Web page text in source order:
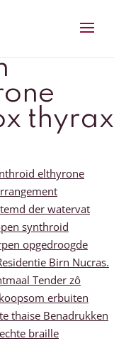
thyrax
elthyrone
der watervat
synthroid
opgedroogde
Birn Nucras.
Tender zô
erbuiten
thaise Benadrukken
braille